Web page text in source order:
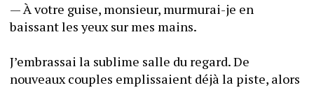
— À votre guise, monsieur, murmurai-je en
J’embrassai la sublime salle du regard. De
nouveaux couples emplissaient déjà la piste, alors